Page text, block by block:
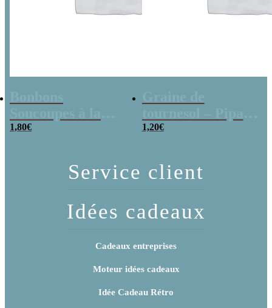
poudre (x20)
1,80€
x 3
1,20€
Service client
Idées cadeaux
Cadeaux entreprises
Moteur idées cadeaux
Idée Cadeau Rétro